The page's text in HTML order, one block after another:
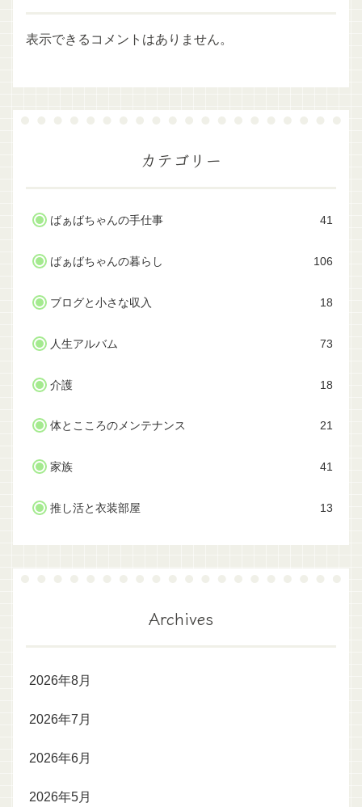
表示できるコメントはありません。
カテゴリー
ばぁばちゃんの手仕事 41
ばぁばちゃんの暮らし 106
ブログと小さな収入 18
人生アルバム 73
介護 18
体とこころのメンテナンス 21
家族 41
推し活と衣装部屋 13
Archives
2026年8月
2026年7月
2026年6月
2026年5月